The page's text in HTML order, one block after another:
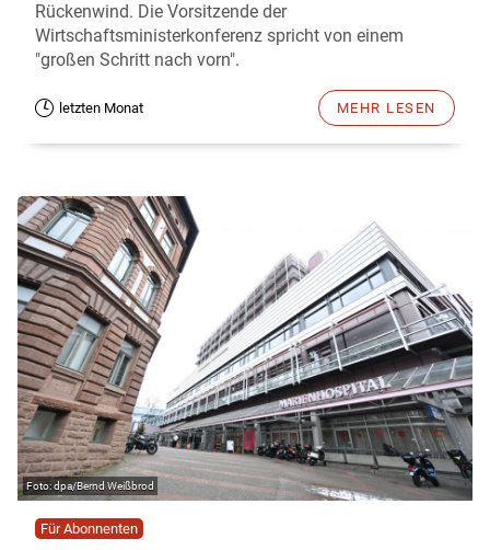
Rückenwind. Die Vorsitzende der
Wirtschaftsministerkonferenz spricht von einem
"großen Schritt nach vorn".
letzten Monat MEHR LESEN
dpa/Bernd Weißbrod
Für Abonnenten